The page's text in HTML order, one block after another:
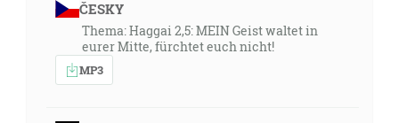
ČESKY
Thema: Haggai 2,5: MEIN Geist waltet in
eurer Mitte, fürchtet euch nicht!
MP3